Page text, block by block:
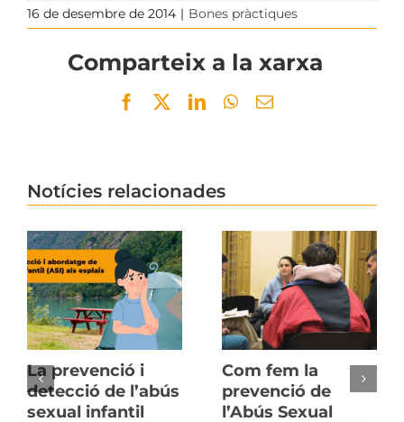
16 de desembre de 2014 | Bones pràctiques
Comparteix a la xarxa
Facebook
TwitterLinkedInWhatsApp
Email
Notícies relacionades
La prevenció i
detecció de l’abús
sexual infantil
Com fem la
prevenció de
l’Abús Sexual